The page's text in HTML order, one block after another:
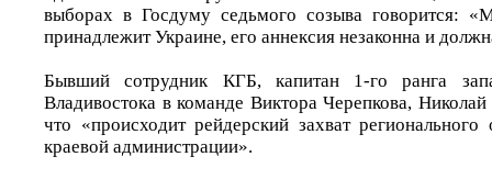
выборах в Госдуму седьмого созыва говорится:
принадлежит Украине, его аннексия незаконна и
Бывший сотрудник КГБ, капитан 1-го ранга
Владивостока в команде Виктора Черепкова,
что «происходит рейдерский захват регионального
краевой администрации».